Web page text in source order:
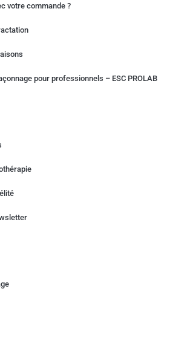
votre commande ?
pour professionnels – ESC PROLAB